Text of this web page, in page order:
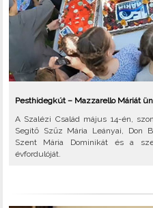
Pesthidegkút – Mazzarello Máriát
A Szalézi Család május 14-én,
Segítő Szűz Mária Leányai, Don
Szent Mária Dominikát és a
évfordulóját.